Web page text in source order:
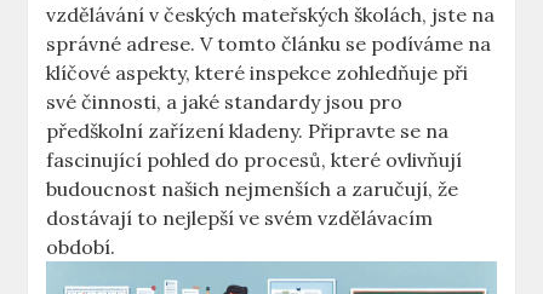
vzdělávání v českých mateřských školách, jste na
správné​ adrese. ‌V⁣ tomto článku se podíváme na​
klíčové aspekty, které inspekce zohledňuje při
⁢své činnosti,⁤ a jaké standardy jsou pro
předškolní zařízení kladeny. ⁤Připravte se na
fascinující pohled⁣ do procesů, které⁣ ovlivňují
budoucnost našich nejmenších a⁤ zaručují, že
dostávají to nejlepší ve svém vzdělávacím
období.